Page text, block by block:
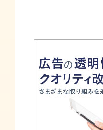
トップ
ユーザーの声